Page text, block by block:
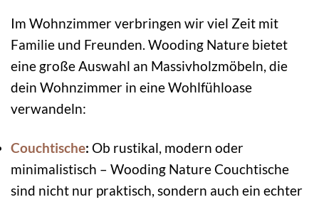
Im Wohnzimmer verbringen wir viel Zeit mit
Familie und Freunden. Wooding Nature bietet
eine große Auswahl an Massivholzmöbeln, die
dein Wohnzimmer in eine Wohlfühloase
verwandeln:
Couchtische: Ob rustikal, modern oder
minimalistisch – Wooding Nature Couchtische
sind nicht nur praktisch, sondern auch ein echter